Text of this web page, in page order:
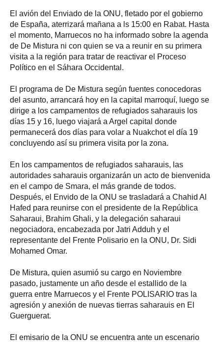
El avión del Enviado de la ONU, fletado por el gobierno
de España, aterrizará mañana a ls 15:00 en Rabat. Hasta
el momento, Marruecos no ha informado sobre la agenda
de De Mistura ni con quien se va a reunir en su primera
visita a la región para tratar de reactivar el Proceso
Político en el Sáhara Occidental.
El programa de De Mistura según fuentes conocedoras
del asunto, arrancará hoy en la capital marroquí, luego se
dirige a los campamentos de refugiados saharauis los
días 15 y 16, luego viajará a Argel capital donde
permanecerá dos días para volar a Nuakchot el día 19
concluyendo así su primera visita por la zona.
En los campamentos de refugiados saharauis, las
autoridades saharauis organizarán un acto de bienvenida
en el campo de Smara, el más grande de todos.
Después, el Envido de la ONU se trasladará a Chahid Al
Hafed para reunirse con el presidente de la República
Saharaui, Brahim Ghali, y la delegación saharaui
negociadora, encabezada por Jatri Adduh y el
representante del Frente Polisario en la ONU, Dr. Sidi
Mohamed Omar.
De Mistura, quien asumió su cargo en Noviembre
pasado, justamente un año desde el estallido de la
guerra entre Marruecos y el Frente POLISARIO tras la
agresión y anexión de nuevas tierras saharauis en El
Guerguerat.
El emisario de la ONU se encuentra ante un escenario